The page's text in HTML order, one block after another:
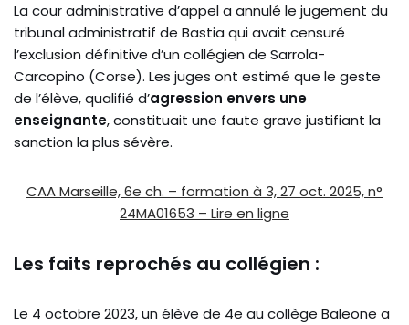
La cour administrative d’appel a annulé le jugement du
tribunal administratif de Bastia qui avait censuré
l’exclusion définitive d’un collégien de Sarrola-
Carcopino (Corse). Les juges ont estimé que le geste
de l’élève, qualifié d’agression envers une
enseignante, constituait une faute grave justifiant la
sanction la plus sévère.
CAA Marseille, 6e ch. – formation à 3, 27 oct. 2025, n°
24MA01653 – Lire en ligne
Les faits reprochés au collégien :
Le 4 octobre 2023, un élève de 4e au collège Baleone a